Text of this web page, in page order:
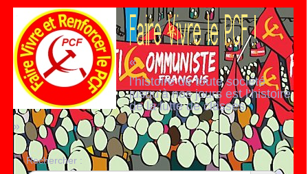
«
l’histoire de toute société
jusqu’à nos jours est l’histoire
de la lutte de classes
»
Rechercher :